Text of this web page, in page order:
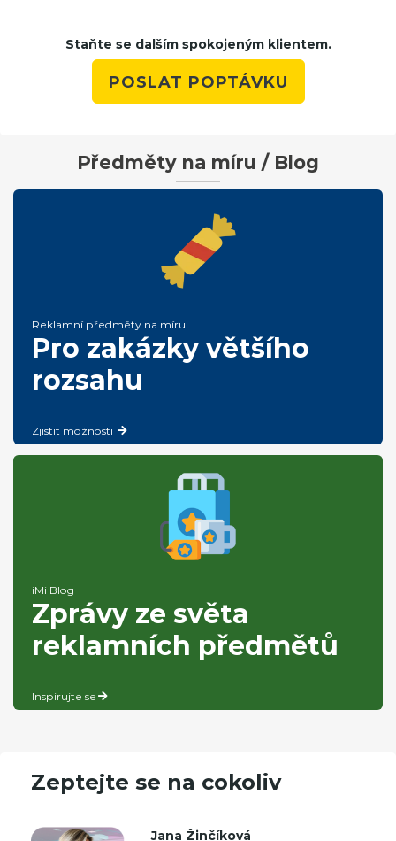
Staňte se dalším spokojeným klientem.
POSLAT POPTÁVKU
Předměty na míru / Blog
Reklamní předměty na míru
Pro zakázky většího
rozsahu
Zjistit možnosti
iMi Blog
Zprávy ze světa
reklamních předmětů
Inspirujte se
Zeptejte se na cokoliv
Jana Žinčíková